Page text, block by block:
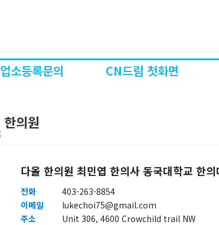
업소등록문의 CN드림 첫화면
한의원
다올 한의원 최민엽 한의사 동국대학교 한의
전화
403-263-8854
이메일
lukechoi75@gmail.com
주소
Unit 306, 4600 Crowchild trail NW